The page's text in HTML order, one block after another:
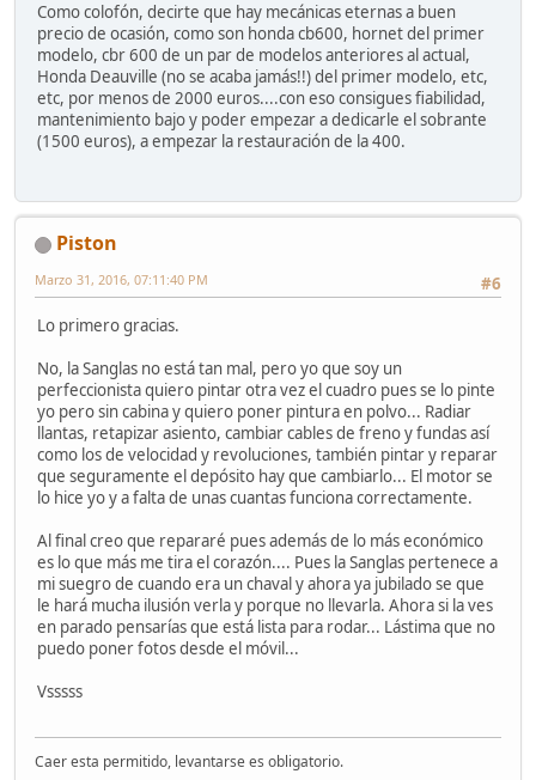
Como colofón, decirte que hay mecánicas eternas a buen
precio de ocasión, como son honda cb600, hornet del primer
modelo, cbr 600 de un par de modelos anteriores al actual,
Honda Deauville (no se acaba jamás!!) del primer modelo, etc,
etc, por menos de 2000 euros....con eso consigues fiabilidad,
mantenimiento bajo y poder empezar a dedicarle el sobrante
(1500 euros), a empezar la restauración de la 400.
Piston
#6
Marzo 31, 2016, 07:11:40 PM
Lo primero gracias.
No, la Sanglas no está tan mal, pero yo que soy un
perfeccionista quiero pintar otra vez el cuadro pues se lo pinte
yo pero sin cabina y quiero poner pintura en polvo... Radiar
llantas, retapizar asiento, cambiar cables de freno y fundas así
como los de velocidad y revoluciones, también pintar y reparar
que seguramente el depósito hay que cambiarlo... El motor se
lo hice yo y a falta de unas cuantas funciona correctamente.
Al final creo que repararé pues además de lo más económico
es lo que más me tira el corazón.... Pues la Sanglas pertenece a
mi suegro de cuando era un chaval y ahora ya jubilado se que
le hará mucha ilusión verla y porque no llevarla. Ahora si la ves
en parado pensarías que está lista para rodar... Lástima que no
puedo poner fotos desde el móvil...
Vsssss
Caer esta permitido, levantarse es obligatorio.